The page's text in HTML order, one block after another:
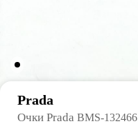
Prada
Очки Prada BMS-132466